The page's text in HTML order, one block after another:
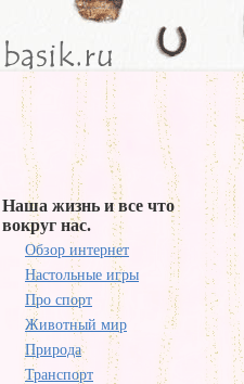
Наша жизнь и все что
вокруг нас.
Обзор интернет
Настольные игры
Про спорт
Животный мир
Природа
Транспорт